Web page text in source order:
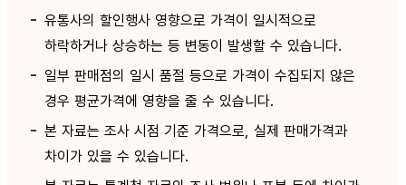
유통사의 할인행사 영향으로 가격이 일시적으로
하락하거나 상승하는 등 변동이 발생할 수 있습니다.
일부 판매점의 일시 품절 등으로 가격이 수집되지 않은
경우 평균가격에 영향을 줄 수 있습니다.
본 자료는 조사 시점 기준 가격으로, 실제 판매가격과
차이가 있을 수 있습니다.